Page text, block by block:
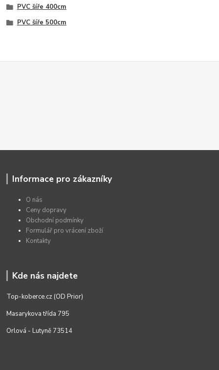
PVC šíře 400cm
PVC šíře 500cm
Informace pro zákazníky
O nás
Ceny dopravy
Obchodní podmínky
Formulář pro vrácení zboží
Kontakty
Kde nás najdete
Top-koberce.cz (OD Prior)
Masarykova třída 795
Orlová - Lutyně 73514